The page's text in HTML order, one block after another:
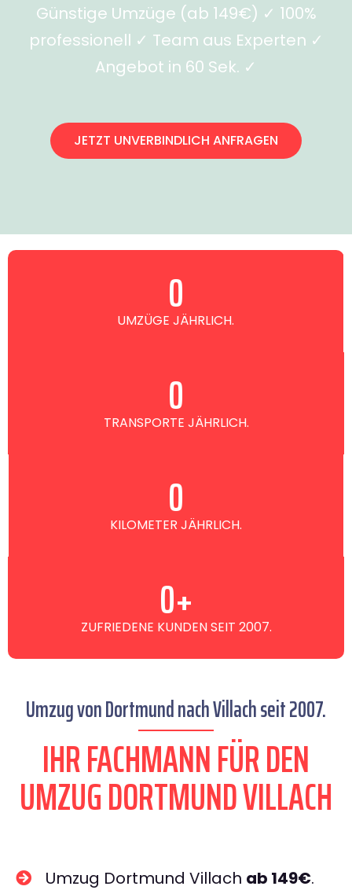
Günstige Umzüge (ab 149€) ✓ 100%
professionell ✓ Team aus Experten ✓
Angebot in 60 Sek. ✓
JETZT UNVERBINDLICH ANFRAGEN
UMZÜGE JÄHRLICH.
0
TRANSPORTE JÄHRLICH.
0
KILOMETER JÄHRLICH.
0
ZUFRIEDENE KUNDEN SEIT 2007.
0+
Umzug von Dortmund nach Villach seit 2007.
IHR FACHMANN FÜR DEN
UMZUG DORTMUND VILLACH
Umzug Dortmund Villach ab 149€.